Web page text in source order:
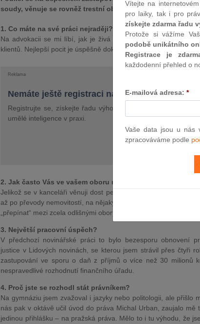
soudy, věnuje se rovněž trestní obhajobě v daňových
1. Co máte na své práci nejraději?
Na advokacii se mi líbí, jak je živá a pestrá, člověk každý
klientů. Nejlepší pocit je úspěšně dokončená transakce nebo
Reklama
Nemáte ještě registraci na epravo.cz?
Registrujte se, získejte řadu výhod a jako dárek Vám
umělé inteligence v praxi.
REGISTROVAT ZDE
2. Jak často Vás ve vašem oboru něco překvapí?
Jelikož se v kanceláři věnuji dost pestré agendě od
až po převody nemovitostí, na nějaký nový problém narážím
„přepínat“ mezi zcela odlišnými obory, ale zase se takto člověk
3. Největší pracovní úspěch?
V předchozí novinářské práci to bylo bezesporu obnovení
justice v Lidových novinách, se kterou jsem strávil přes čtyři
zastupování ve sporu o daň z příjmů o více než 30 milionů
nespravedlivé rozhodnutí finančního úřadu.
4. Proč jste se rozhodl stát právníkem?
Na gymnáziu jsem zvažoval i jazyky nebo politologii, ale přišlo
nás pak v oktávě učil úvod do práva Michal Urban, zaujalo mě
jedinou přihlášku – na pražská práva. Mělo to i tu výhodu, že
JUDr. Tomáš Sokol
Kurzy lektora
Vítejte na
pro laiky, tak i pro
získejte zdarma řadu
Protože si vážíme
podobě unikátního
Registrace je
každodenní přehled o
E-mailová adresa: *
Vaše data jsou u nás
zpracováváme podle